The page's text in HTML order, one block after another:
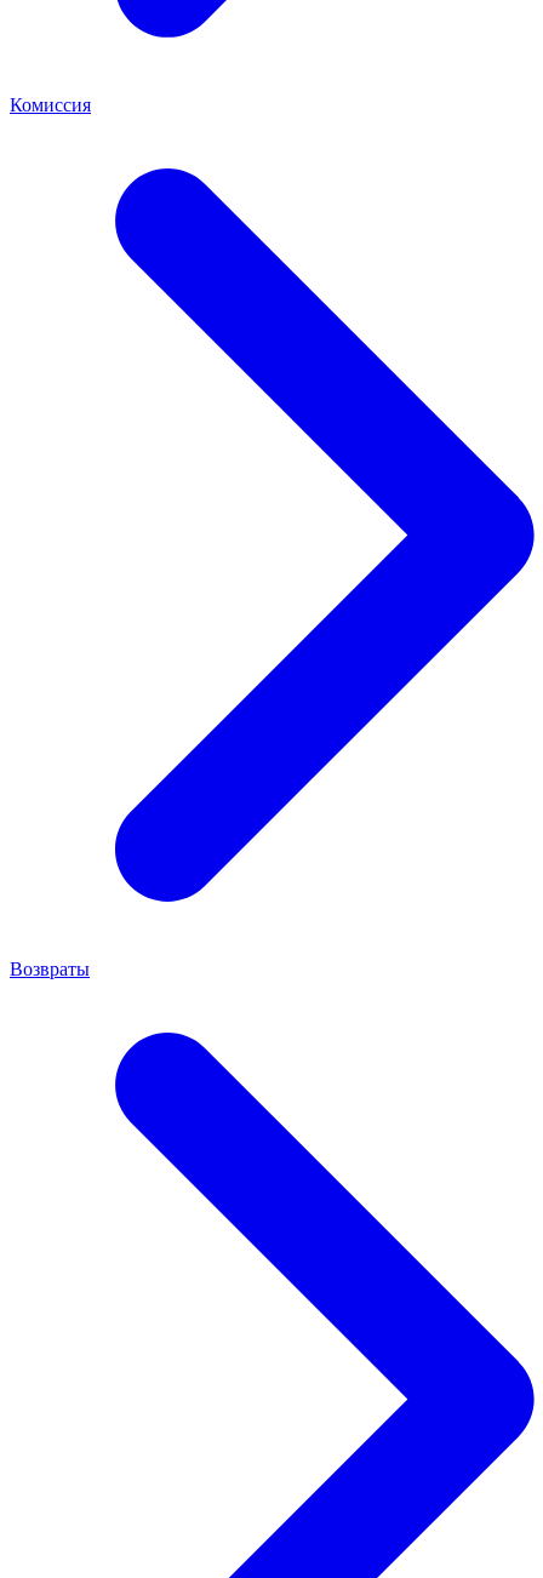
Комиссия
Возвраты